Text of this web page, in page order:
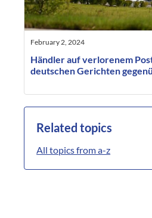
February 2, 2024
Händler auf verlorenem
deutschen Gerichten
Related topics
All topics from a-z